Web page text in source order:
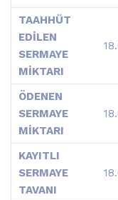
TAAHHÜT
EDİLEN
SERMAYE
MİKTARI
ÖDENEN
SERMAYE
MİKTARI
KAYITLI
SERMAYE
TAVANI